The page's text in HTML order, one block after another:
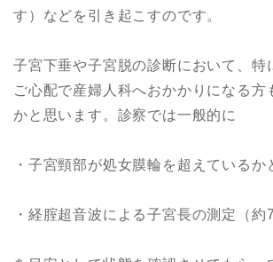
す）などを引き起こすのです。
子宮下垂や子宮脱の診断において、特
ご心配で産婦人科へおかかりになる方
かと思います。診察では一般的に
・子宮頸部が処女膜輪を超えているか
・経腟超音波による子宮長の測定（約